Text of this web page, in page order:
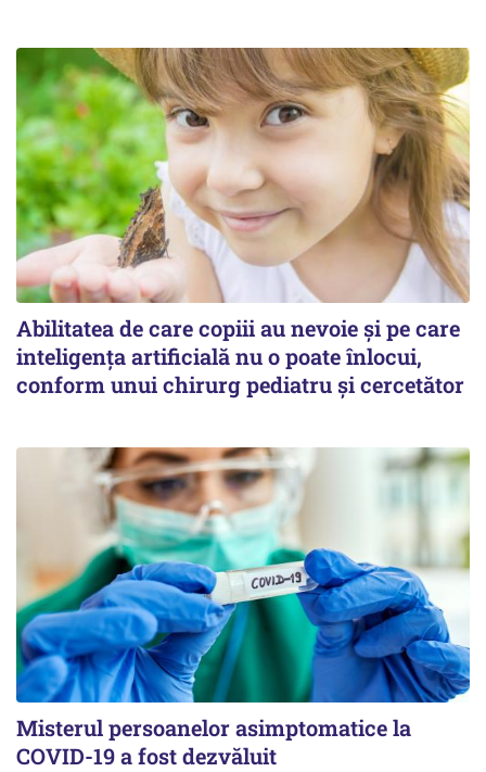
Abilitatea de care copiii au nevoie și pe care
inteligența artificială nu o poate înlocui,
conform unui chirurg pediatru și cercetător
Misterul persoanelor asimptomatice la
COVID-19 a fost dezvăluit